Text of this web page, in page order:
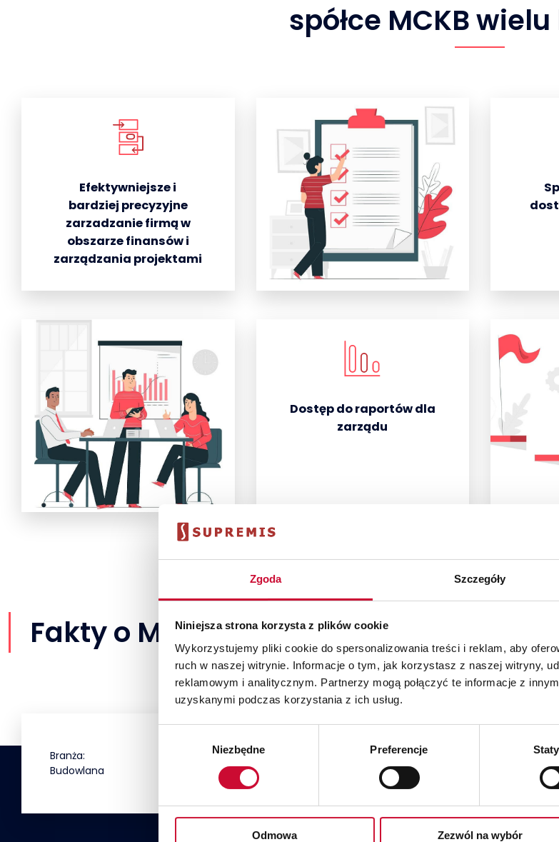
Zgoda Szczegóły
Niniejsza strona korzysta z plików cookie
Wykorzystujemy pliki cookie do spersonalizowania treści i reklam, aby
ruch w naszej witrynie. Informacje o tym, jak korzystasz z naszej witryny,
reklamowym i analitycznym. Partnerzy mogą połączyć te informacje z
uzyskanymi podczas korzystania z ich usług.
Niezbędne Preferencje
Odmowa Zezwól na wybór
spółce MCKB
Efektywniejsze i
bardziej precyzyjne
zarzadzanie firmą w
obszarze finansów i
zarządzania projektami
Dostęp do raportów dla
zarządu
Fakty o MCKB:
Branża:
Budowlana
Ilość pracowników: